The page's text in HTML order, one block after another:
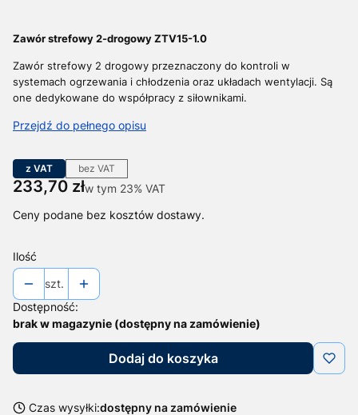
Zawór strefowy 2-drogowy ZTV15-1.0
Zawór strefowy 2 drogowy przeznaczony do kontroli w
systemach ogrzewania i chłodzenia oraz układach wentylacji. Są
one dedykowane do współpracy z siłownikami.
Przejdź do pełnego opisu
z VAT bez VAT
Cena
233,70 złw tym 23% VAT
w tym 23% VAT
Ceny podane bez kosztów dostawy.
Ilość
szt.
Dostępność:
brak w magazynie (dostępny na zamówienie)
Dodaj do koszyka
Czas wysyłki:dostępny na zamówienie